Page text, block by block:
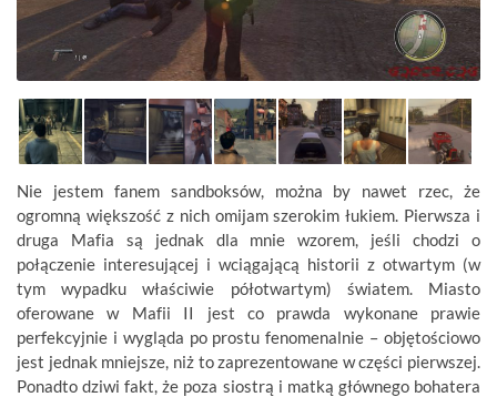
Nie jestem fanem sandboksów, można by nawet rzec, że
ogromną większość z nich omijam szerokim łukiem. Pierwsza i
druga Mafia są jednak dla mnie wzorem, jeśli chodzi o
połączenie interesującej i wciągającą historii z otwartym (w
tym wypadku właściwie półotwartym) światem. Miasto
oferowane w Mafii II jest co prawda wykonane prawie
perfekcyjnie i wygląda po prostu fenomenalnie – objętościowo
jest jednak mniejsze, niż to zaprezentowane w części pierwszej.
Ponadto dziwi fakt, że poza siostrą i matką głównego bohatera